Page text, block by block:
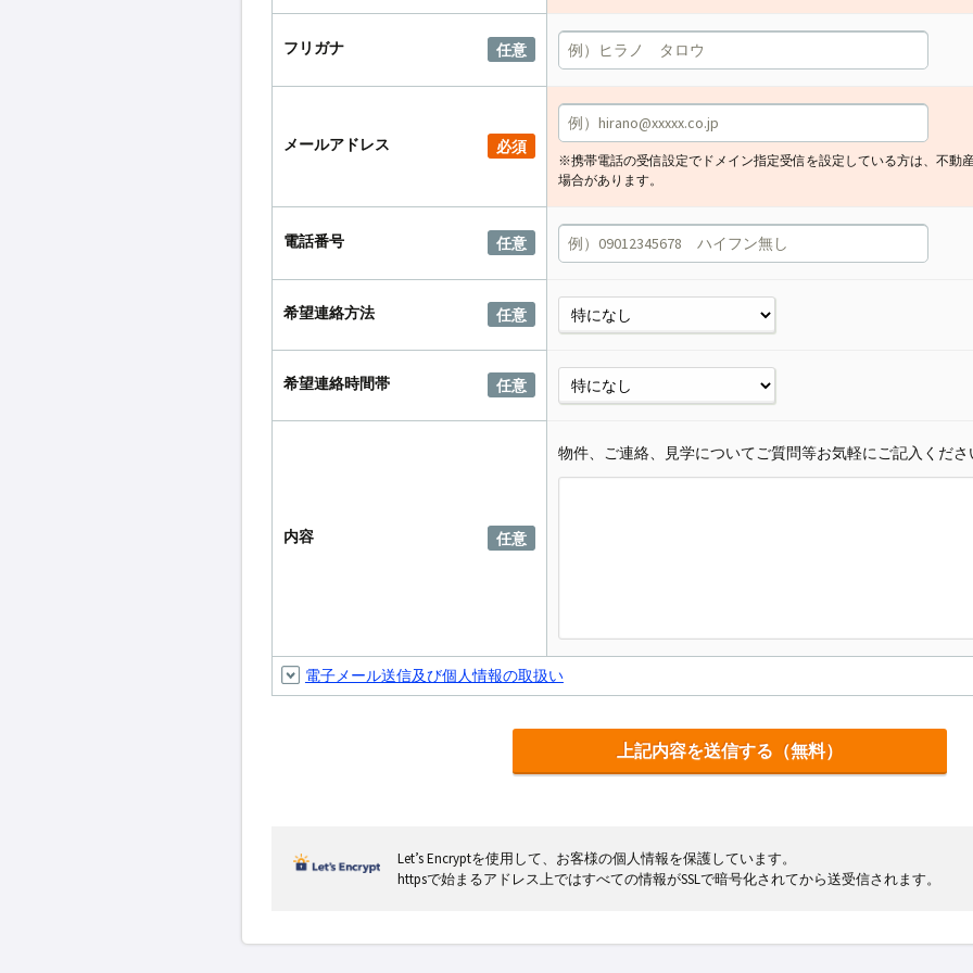
フリガナ 任意
メールアドレス 必須
※携帯電話の受信設定でドメイン指定受信を設定している方は、不動
場合があります。
電話番号 任意
希望連絡方法 任意
希望連絡時間帯 任意
内容 任意
物件、ご連絡、見学についてご質問等お気軽にご記入くださ
電子メール送信及び個人情報の取扱い
Let’s Encryptを使用して、お客様の個人情報を保護しています。
httpsで始まるアドレス上ではすべての情報がSSLで暗号化されてから送受信されます。